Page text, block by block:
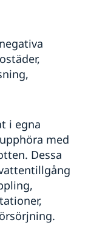
i egna
med
Dessa